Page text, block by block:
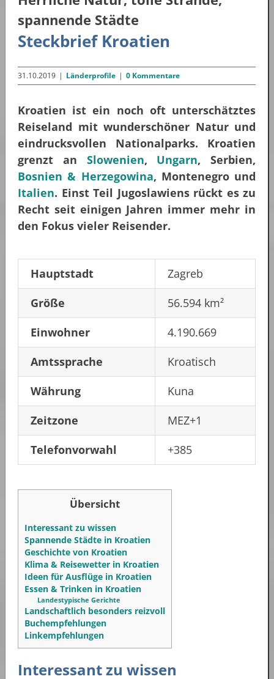
spannende Städte
Steckbrief Kroatien
31.10.2019 | Länderprofile | 0 Kommentare
Kroatien ist ein noch oft unterschätztes
Reiseland mit wunderschöner Natur und
eindrucksvollen Nationalparks. Kroatien
grenzt an Slowenien, Ungarn, Serbien,
Bosnien & Herzegowina, Montenegro und
Italien. Einst Teil Jugoslawiens rückt es zu
Recht seit einigen Jahren immer mehr in
den Fokus vieler Reisender.
Hauptstadt
Zagreb
Größe
56.594 km²
Einwohner
4.190.669
Amtssprache
Kroatisch
Währung
Kuna
Zeitzone
MEZ+1
Telefonvorwahl
+385
Übersicht
Interessant zu wissen
Spannende Städte in Kroatien
Geschichte von Kroatien
Klima & Reisewetter in Kroatien
Ideen für Ausflüge in Kroatien
Essen & Trinken in Kroatien
Landestypische Gerichte
Landschaftlich besonders reizvoll
Buchempfehlungen
Linkempfehlungen
Interessant zu wissen